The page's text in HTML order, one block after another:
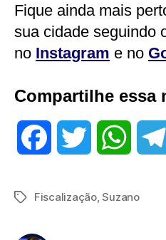
Fique ainda mais
sua cidade seguindo
no Instagram e no
Compartilhe essa
TagsFiscalização,Suzano